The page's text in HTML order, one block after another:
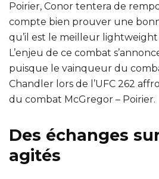
Poirier, Conor tentera de
compte bien prouver une
qu’il est le meilleur lightweight
L’enjeu de ce combat
puisque le vainqueur du
Chandler lors de l’UFC 262
du combat McGregor – Poirier.
Des échanges
agités